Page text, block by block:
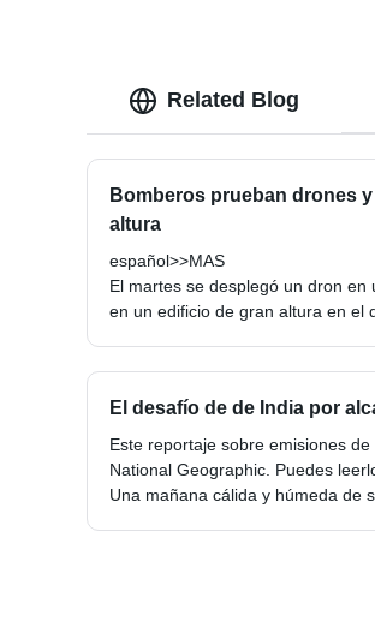
Related Blog
Bomberos prueban drones
altura
español>>MAS
El martes se desplegó un dron
en un edificio de gran altura en el
El desafío de de India por
Este reportaje sobre emisiones
National Geographic. Puedes
Una mañana cálida y húmeda de